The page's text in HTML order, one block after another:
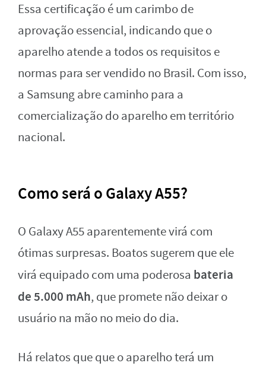
Essa certificação é um carimbo de
aprovação essencial, indicando que o
aparelho atende a todos os requisitos e
normas para ser vendido no Brasil. Com isso,
a Samsung abre caminho para a
comercialização do aparelho em território
nacional.
Como será o Galaxy A55?
O Galaxy A55 aparentemente virá com
ótimas surpresas. Boatos sugerem que ele
virá equipado com uma poderosa bateria
de 5.000 mAh, que promete não deixar o
usuário na mão no meio do dia.
Há relatos que que o aparelho terá um